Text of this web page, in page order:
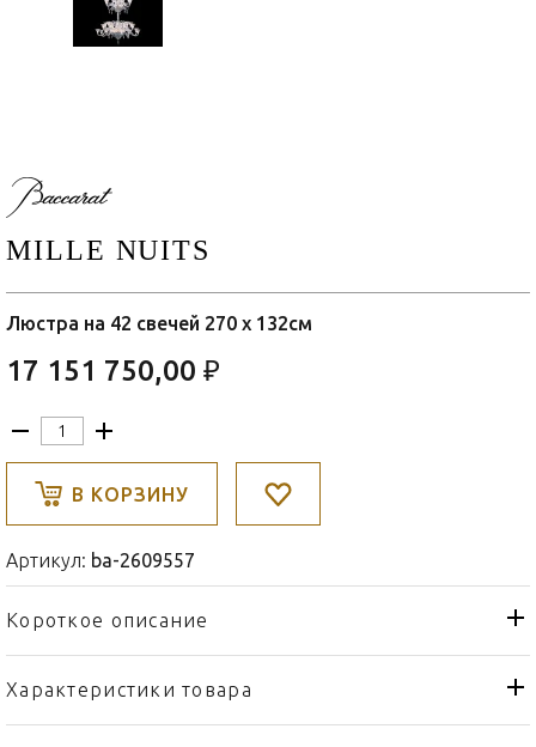
MILLE NUITS
Люстра на 42 свечей 270 x 132см
17 151 750,00 ₽
В КОРЗИНУ
Артикул: ba-2609557
Короткое описание
Характеристики товара
Тип товара
Люстра